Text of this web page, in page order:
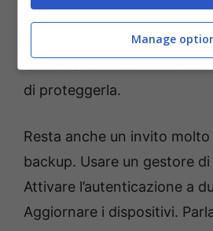
capire è meglio che
verificano. Che un titolo
la libertà online convive
di proteggerla.
Resta anche un invito
backup. Usare un gestore
Attivare l’autenticazione a
Aggiornare i dispositivi.
Manage